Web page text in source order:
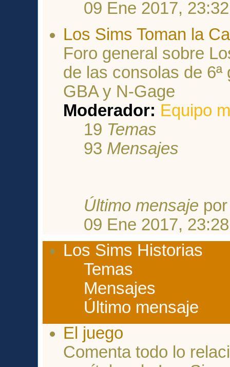
09 Ene 2017, 23:32
Los Sims Toman la
Foro general sobre
de las consolas de
GBA y N-Gage
Moderador: Equipo
19 Temas
93 Mensajes
Último mensaje
09 Ene 2017, 23:28
Los Sims Historias
Temas
Mensajes
Último mensaje
El juego
Comenta todo lo